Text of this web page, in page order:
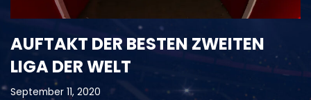
AUFTAKT DER BESTEN ZWEITEN
LIGA DER WELT
September 11, 2020